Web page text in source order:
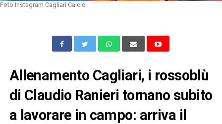
Foto Instagram Cagliari Calcio
Allenamento Cagliari, i rossoblù
di Claudio Ranieri tornano subito
a lavorare in campo: arriva il